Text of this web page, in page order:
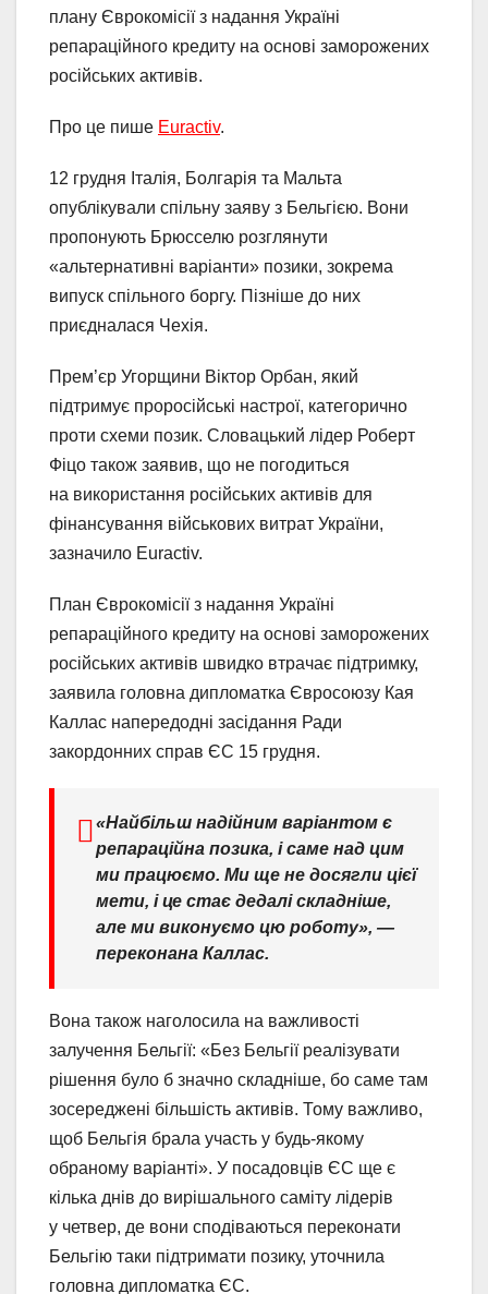
плану Єврокомісії з надання Україні
репараційного кредиту на основі заморожених
російських активів.
Про це пише Euractiv.
12 грудня Італія, Болгарія та Мальта
опублікували спільну заяву з Бельгією. Вони
пропонують Брюсселю розглянути
«альтернативні варіанти» позики, зокрема
випуск спільного боргу. Пізніше до них
приєдналася Чехія.
Прем’єр Угорщини Віктор Орбан, який
підтримує проросійські настрої, категорично
проти схеми позик. Словацький лідер Роберт
Фіцо також заявив, що не погодиться
на використання російських активів для
фінансування військових витрат України,
зазначило Euractiv.
План Єврокомісії з надання Україні
репараційного кредиту на основі заморожених
російських активів швидко втрачає підтримку,
заявила головна дипломатка Євросоюзу Кая
Каллас напередодні засідання Ради
закордонних справ ЄС 15 грудня.
«Найбільш надійним варіантом є
репараційна позика, і саме над цим
ми працюємо. Ми ще не досягли цієї
мети, і це стає дедалі складніше,
але ми виконуємо цю роботу», —
переконана Каллас.
Вона також наголосила на важливості
залучення Бельгії: «Без Бельгії реалізувати
рішення було б значно складніше, бо саме там
зосереджені більшість активів. Тому важливо,
щоб Бельгія брала участь у будь-якому
обраному варіанті». У посадовців ЄС ще є
кілька днів до вирішального саміту лідерів
у четвер, де вони сподіваються переконати
Бельгію таки підтримати позику, уточнила
головна дипломатка ЄС.